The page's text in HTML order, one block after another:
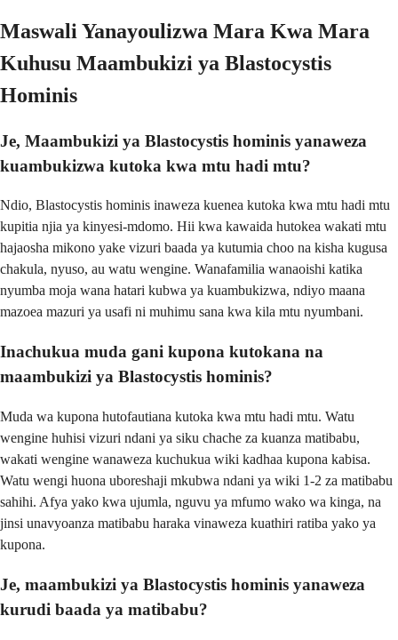
Maswali Yanayoulizwa Mara Kwa Mara
Kuhusu Maambukizi ya Blastocystis
Hominis
Je, Maambukizi ya Blastocystis hominis yanaweza
kuambukizwa kutoka kwa mtu hadi mtu?
Ndio, Blastocystis hominis inaweza kuenea kutoka kwa mtu hadi mtu
kupitia njia ya kinyesi-mdomo. Hii kwa kawaida hutokea wakati mtu
hajaosha mikono yake vizuri baada ya kutumia choo na kisha kugusa
chakula, nyuso, au watu wengine. Wanafamilia wanaoishi katika
nyumba moja wana hatari kubwa ya kuambukizwa, ndiyo maana
mazoea mazuri ya usafi ni muhimu sana kwa kila mtu nyumbani.
Inachukua muda gani kupona kutokana na
maambukizi ya Blastocystis hominis?
Muda wa kupona hutofautiana kutoka kwa mtu hadi mtu. Watu
wengine huhisi vizuri ndani ya siku chache za kuanza matibabu,
wakati wengine wanaweza kuchukua wiki kadhaa kupona kabisa.
Watu wengi huona uboreshaji mkubwa ndani ya wiki 1-2 za matibabu
sahihi. Afya yako kwa ujumla, nguvu ya mfumo wako wa kinga, na
jinsi unavyoanza matibabu haraka vinaweza kuathiri ratiba yako ya
kupona.
Je, maambukizi ya Blastocystis hominis yanaweza
kurudi baada ya matibabu?